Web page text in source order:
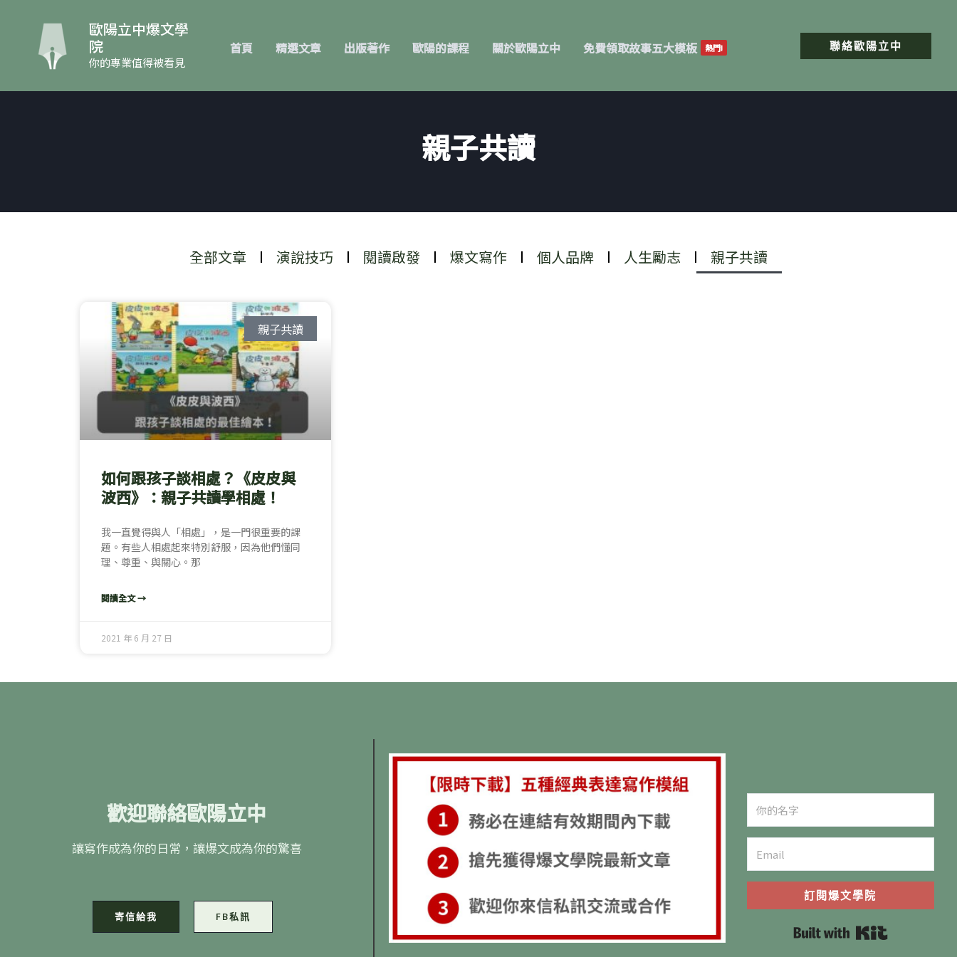
容
歐陽立中爆文學
院
你的專業值得被看見
首頁 精選文章 出版著作 歐陽的課程 關於歐陽立中 免費領取故事五大模板 熱門! 聯絡歐陽立中
親子共讀
全部文章 演說技巧 閱讀啟發 爆文寫作 個人品牌 人生勵志 親子共讀
親子共讀
如何跟孩子談相處？《皮皮與
波西》：親子共讀學相處！
我一直覺得與人「相處」，是一門很重要的課
題。有些人相處起來特別舒服，因為他們懂同
理、尊重、與關心。那
閱讀全文 →
2021 年 6 月 27 日
歡迎聯絡歐陽立中
讓寫作成為你的日常，讓爆文成為你的驚喜
寄信給我 FB私訊
訂閱爆文學院